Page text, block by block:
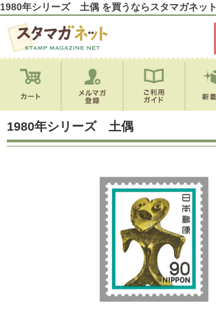
1980年シリーズ 土偶 を買うならスタマガネット
1980年シリーズ 土偶